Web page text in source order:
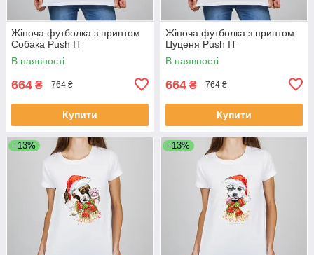
Жіноча футболка з принтом
Собака Push IT
В наявності
664 ₴ 764 ₴
Купити
Жіноча футболка з принтом
Цуценя Push IT
В наявності
664 ₴ 764 ₴
Купити
–13% –13%